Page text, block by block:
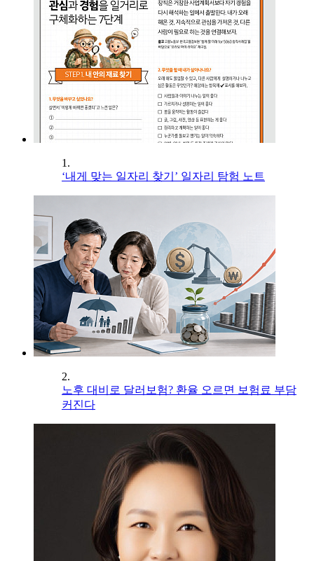
1.
‘내게 맞는 일자리 찾기’ 일자리 탐험 노트
2.
노후 대비로 달러보험? 환율 오르면 보험료 부담
커진다